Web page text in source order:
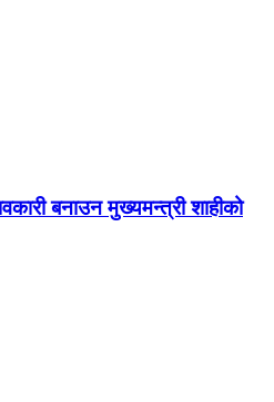
बनाउन मुख्यमन्त्री शाहीको